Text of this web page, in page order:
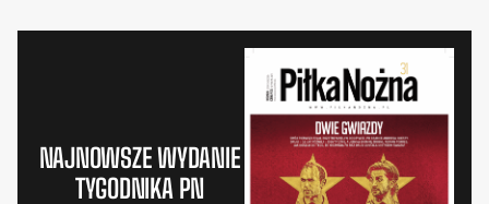
NAJNOWSZE WYDANIE
TYGODNIKA PN